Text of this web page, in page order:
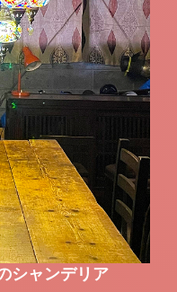
シャンデリア